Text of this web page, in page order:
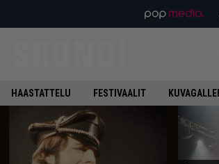
HAASTATTELU FESTIVAALIT